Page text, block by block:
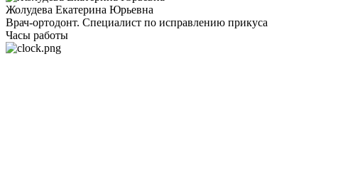
Жолудева Екатерина Юрьевна
Врач-ортодонт. Специалист по исправлению прикуса
Часы работы